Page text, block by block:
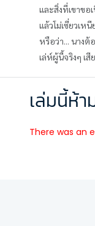
และสิ่งที่เขาขอ
แล้วโม่เซี่ยวเห
หรือว่า... นางต้
เล่ห์ผู้นี้จริงๆ เสี
เล่มนี้ห้
There was an